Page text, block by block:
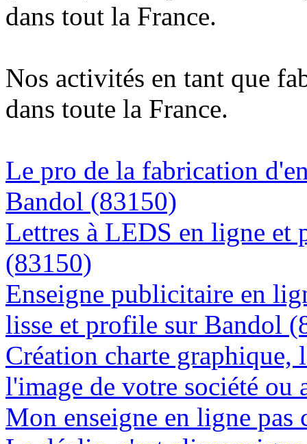
dans tout la France.
Nos activités en tant que
dans toute la France.
Le pro de la fabrication
Bandol (83150)
Lettres à LEDS en ligne et
(83150)
Enseigne publicitaire en
lisse et profile sur Bandol
Création charte graphique,
l'image de votre société
Mon enseigne en ligne